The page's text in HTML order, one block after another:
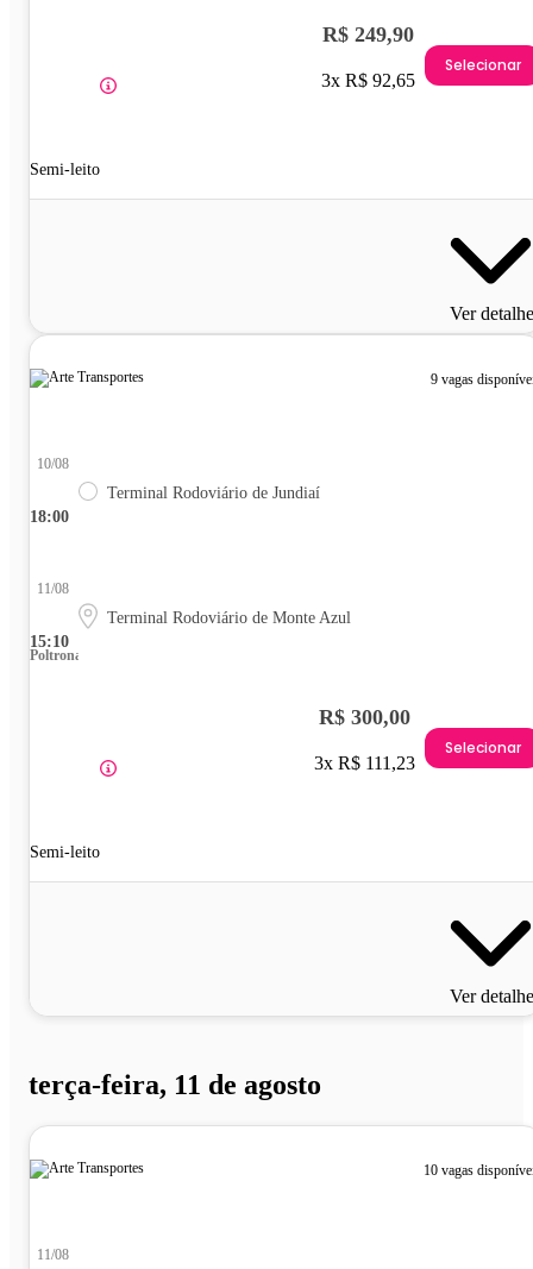
Semi-leito
R$ 249,90
3x R$ 92,65
Selecionar
Ver
9 vagas
18:00
10/08
Terminal Rodoviário de Jundiaí
15:10
11/08
Terminal Rodoviário de Monte Azul
Poltrona
Semi-leito
R$ 300,00
3x R$ 111,23
Selecionar
Ver
terça-feira, 11 de agosto
10 vagas
11/08